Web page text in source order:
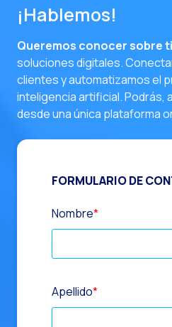
¡Hablemos!
Queremos conocer sobre
soluciones digitales.
clientes y automatizamos el
inteligencia artificial. Podrás,
desde una única plataforma
FORMULARIO DE
Nombre*
Apellido*